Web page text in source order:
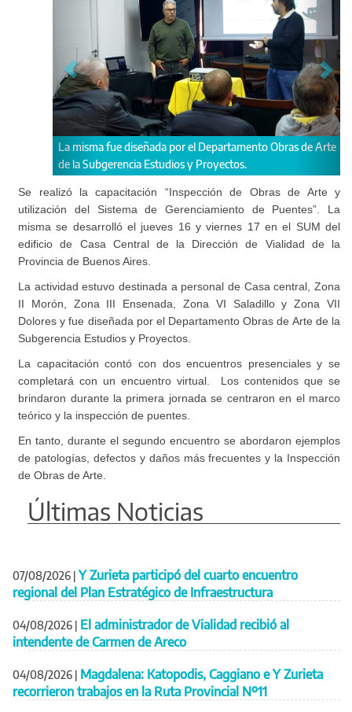
diseñada por el Departamento Obras de Arte
Estudios y Proyectos.
Las jornadas se
Casa Central.
Se realizó la capacitación “Inspección de Obras de Arte y
utilización del Sistema de Gerenciamiento de Puentes”. La
misma se desarrolló el jueves 16 y viernes 17 en el SUM del
edificio de Casa Central de la Dirección de Vialidad de la
Provincia de Buenos Aires.
La actividad estuvo destinada a personal de Casa central, Zona
II Morón, Zona III Ensenada, Zona VI Saladillo y Zona VII
Dolores y fue diseñada por el Departamento Obras de Arte de la
Subgerencia Estudios y Proyectos.
La capacitación contó con dos encuentros presenciales y se
completará con un encuentro virtual. Los contenidos que se
brindaron durante la primera jornada se centraron en el marco
teórico y la inspección de puentes.
En tanto, durante el segundo encuentro se abordaron ejemplos
de patologías, defectos y daños más frecuentes y la Inspección
de Obras de Arte.
Últimas Noticias
07/08/2026 | Y Zurieta participó del cuarto encuentro
regional del Plan Estratégico de Infraestructura
04/08/2026 | El administrador de Vialidad recibió al
intendente de Carmen de Areco
04/08/2026 | Magdalena: Katopodis, Caggiano e Y Zurieta
recorrieron trabajos en la Ruta Provincial Nº11